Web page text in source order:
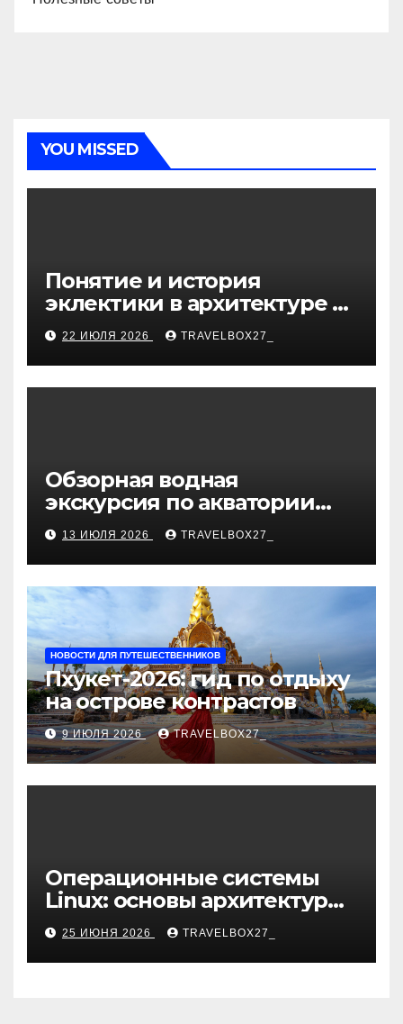
YOU MISSED
Понятие и история
эклектики в архитектуре и
дизайне интерьеров
22 ИЮЛЯ 2026 TRAVELBOX27_
Обзорная водная
экскурсия по акватории
бухты Песчаная
13 ИЮЛЯ 2026 TRAVELBOX27_
НОВОСТИ ДЛЯ ПУТЕШЕСТВЕННИКОВ
Пхукет-2026: гид по отдыху
на острове контрастов
9 ИЮЛЯ 2026 TRAVELBOX27_
Операционные системы
Linux: основы архитектуры,
компоненты и области
применения
25 ИЮНЯ 2026 TRAVELBOX27_